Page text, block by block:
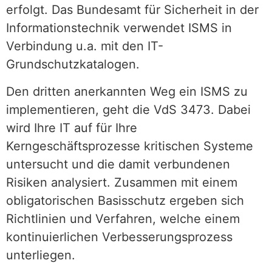
erfolgt. Das Bundesamt für Sicherheit in der
Informationstechnik verwendet ISMS in
Verbindung u.a. mit den IT-
Grundschutzkatalogen.
Den dritten anerkannten Weg ein ISMS zu
implementieren, geht die VdS 3473. Dabei
wird Ihre IT auf für Ihre
Kerngeschäftsprozesse kritischen Systeme
untersucht und die damit verbundenen
Risiken analysiert. Zusammen mit einem
obligatorischen Basisschutz ergeben sich
Richtlinien und Verfahren, welche einem
kontinuierlichen Verbesserungsprozess
unterliegen.